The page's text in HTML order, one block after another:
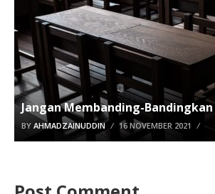
Jangan Membanding-
BY AHMADZAINUDDIN 16 NOVEMBER 2021